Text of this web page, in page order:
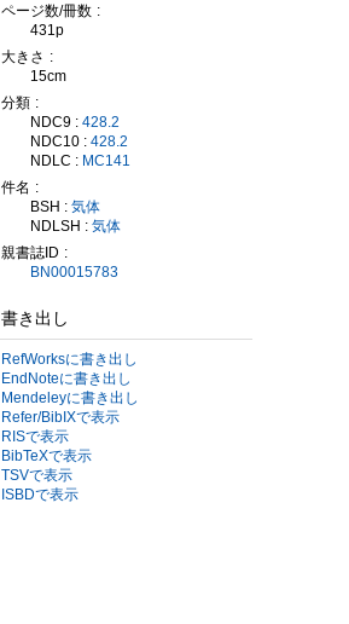
ページ数/冊数
431p
大きさ
15cm
分類
NDC9 : 428.2
NDC10 : 428.2
NDLC : MC141
件名
BSH : 気体
NDLSH : 気体
親書誌ID
BN00015783
書き出し
RefWorksに書き出し
EndNoteに書き出し
Mendeleyに書き出し
Refer/BibIXで表示
RISで表示
BibTeXで表示
TSVで表示
ISBDで表示